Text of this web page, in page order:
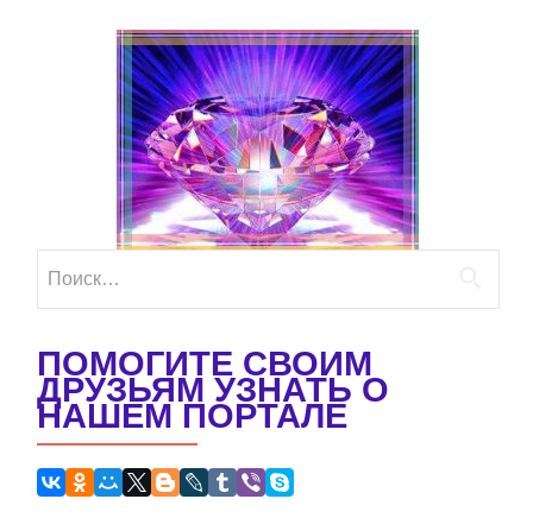
ПОМОГИТЕ СВОИМ
ДРУЗЬЯМ УЗНАТЬ О
НАШЕМ ПОРТАЛЕ